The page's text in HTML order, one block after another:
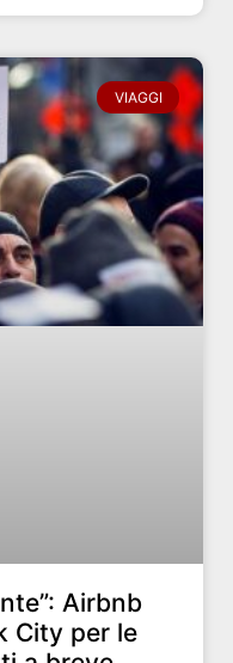
VIAGGI
Airbnb
City per le